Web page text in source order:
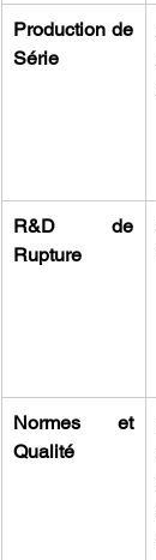
Production de
Série
R&D de
Rupture
Normes et
Qualité